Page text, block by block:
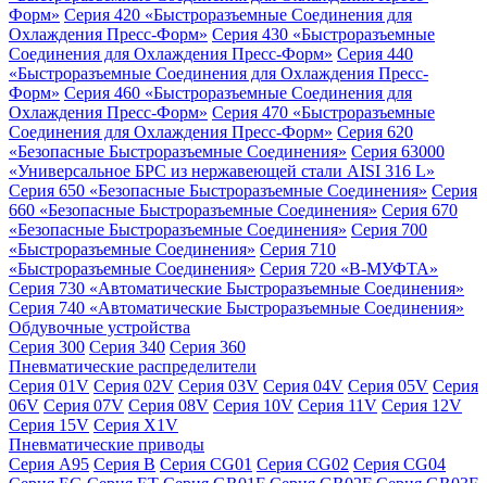
Форм» Серия 420 «Быстроразъемные Соединения для
Охлаждения Пресс-Форм» Серия 430 «Быстроразъемные
Соединения для Охлаждения Пресс-Форм» Серия 440
«Быстроразъемные Соединения для Охлаждения Пресс-
Форм» Серия 460 «Быстроразъемные Соединения для
Охлаждения Пресс-Форм» Серия 470 «Быстроразъемные
Соединения для Охлаждения Пресс-Форм» Серия 620
«Безопасные Быстроразъемные Соединения» Серия 63000
«Универсальное БРС из нержавеющей стали AISI 316 L»
Серия 650 «Безопасные Быстроразъемные Соединения» Серия
660 «Безопасные Быстроразъемные Соединения» Серия 670
«Безопасные Быстроразъемные Соединения» Серия 700
«Быстроразъемные Соединения» Серия 710
«Быстроразъемные Соединения» Серия 720 «B-МУФТА»
Серия 730 «Автоматические Быстроразъемные Соединения»
Серия 740 «Автоматические Быстроразъемные Соединения»
Обдувочные устройства
Серия 300 Серия 340 Серия 360
Пневматические распределители
Серия 01V Серия 02V Серия 03V Серия 04V Серия 05V Серия
06V Серия 07V Серия 08V Серия 10V Серия 11V Серия 12V
Серия 15V Серия X1V
Пневматические приводы
Серия A95 Серия B Серия CG01 Серия CG02 Серия CG04